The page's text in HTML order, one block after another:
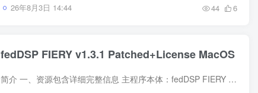
26年8月3日 14:44 44 6
fedDSP FIERY v1.3.1 Patched+License MacOS
简介 一、资源包含详细完整信息 主程序本体：fedDSP FIERY v1.3.1 macOS 原版安装包，完整未删减程序文件、界面资源、DSP 运算内核、预设音色库、官方出厂参数模板 补丁程序（Patched）：对应 m...